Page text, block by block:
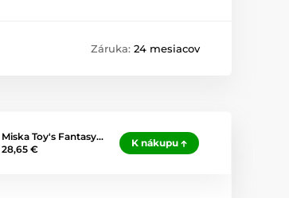
Záruka: 24 mesiacov
Miska Toy's Fantasy…
28,65 €
K nákupu